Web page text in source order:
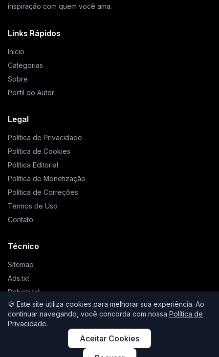
🍪 Este site utiliza cookies para melhorar sua experiência. Ao
continuar navegando, você concorda com nossa Política de
Privacidade.
Aceitar Cookies
inspiração com quem você ama.
Links Rápidos
Início
Categorias
Sobre
Perfil do Autor
Legal
Política de Privacidade
Política de Cookies
Política Editorial
Política de Monetização
Política de Correções
Termos de Uso
Contato
Técnico
Sitemap
Ads.txt
Robots.txt
Llms.txt
© 2026 Higienista. Todos os direitos reservados.